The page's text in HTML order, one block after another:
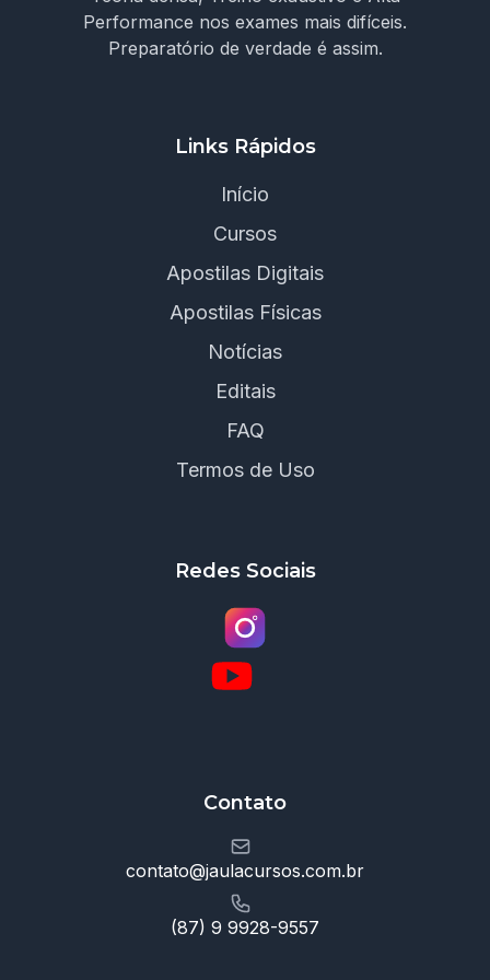
Performance nos exames mais difíceis.
Preparatório de verdade é assim.
Links Rápidos
Início
Cursos
Apostilas Digitais
Apostilas Físicas
Notícias
Editais
FAQ
Termos de Uso
Redes Sociais
Contato
contato@jaulacursos.com.br
(87) 9 9928-9557